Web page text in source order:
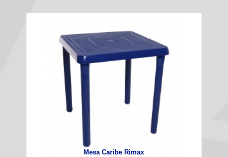
Mesa Caribe Rimax